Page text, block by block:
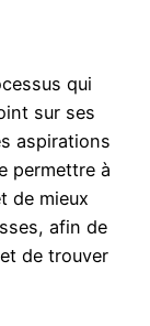
qui
sur ses
aspirations
permettre à
de mieux
afin de
de trouver